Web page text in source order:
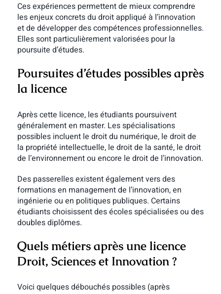
Ces expériences permettent de mieux comprendre
les enjeux concrets du droit appliqué à l’innovation
et de développer des compétences professionnelles.
Elles sont particulièrement valorisées pour la
poursuite d’études.
Poursuites d’études possibles après
la licence
Après cette licence, les étudiants poursuivent
généralement en master. Les spécialisations
possibles incluent le droit du numérique, le droit de
la propriété intellectuelle, le droit de la santé, le droit
de l’environnement ou encore le droit de l’innovation.
Des passerelles existent également vers des
formations en management de l’innovation, en
ingénierie ou en politiques publiques. Certains
étudiants choisissent des écoles spécialisées ou des
doubles diplômes.
Quels métiers après une licence
Droit, Sciences et Innovation ?
Voici quelques débouchés possibles (après